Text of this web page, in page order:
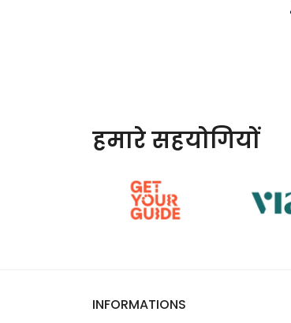
हमारे सहयोगियों
INFORMATIONS